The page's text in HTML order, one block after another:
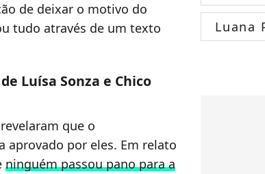
de deixar o motivo do
tudo através de um texto
Luísa Sonza e Chico
que o
aprovado por eles. Em relato
ninguém passou pano para a
Luana